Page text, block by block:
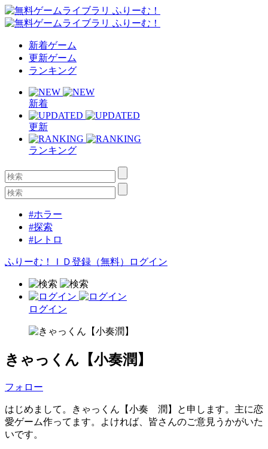
新着ゲーム
更新ゲーム
ランキング
新着
更新
ランキング
#ホラー
#探索
#レトロ
ふりーむ！ＩＤ登録（無料） ログイン
ログイン
きゃっくん【小奏潤】
フォロー
はじめまして。きゃっくん【小奏 潤】と申します。主に恋
愛ゲーム作ってます。よければ、皆さんのご意見うかがいた
いです。